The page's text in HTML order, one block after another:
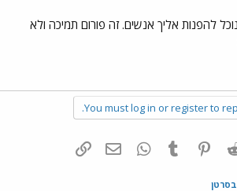
להפנות אליך אנשים. זה פורום תמיכה ולא
You must log in or register to
Reddit
Pinterest
Tumblr
WhatsAppדואר אלקטרוני
בסרטן